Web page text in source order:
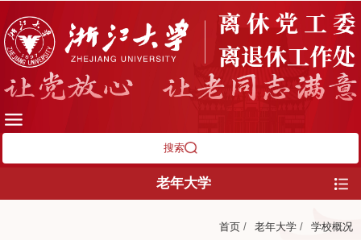
搜索
老年大学
首页 / 老年大学 / 学校概况